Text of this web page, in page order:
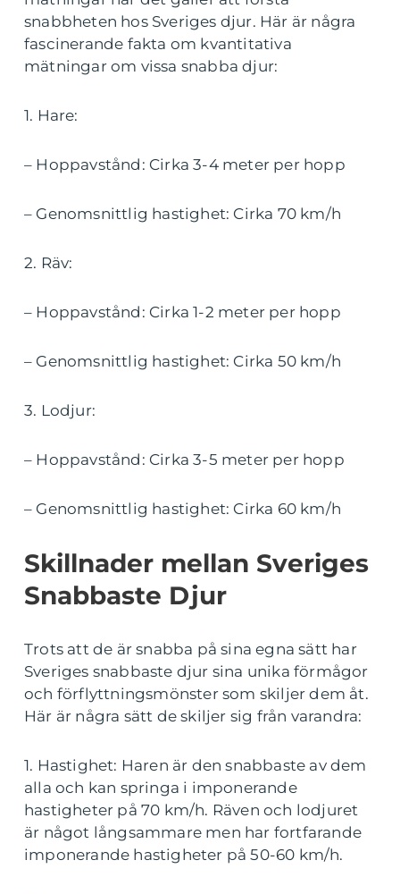
snabbheten hos Sveriges djur. Här är några
fascinerande fakta om kvantitativa
mätningar om vissa snabba djur:
1. Hare:
– Hoppavstånd: Cirka 3-4 meter per hopp
– Genomsnittlig hastighet: Cirka 70 km/h
2. Räv:
– Hoppavstånd: Cirka 1-2 meter per hopp
– Genomsnittlig hastighet: Cirka 50 km/h
3. Lodjur:
– Hoppavstånd: Cirka 3-5 meter per hopp
– Genomsnittlig hastighet: Cirka 60 km/h
Skillnader mellan Sveriges
Snabbaste Djur
Trots att de är snabba på sina egna sätt har
Sveriges snabbaste djur sina unika förmågor
och förflyttningsmönster som skiljer dem åt.
Här är några sätt de skiljer sig från varandra:
1. Hastighet: Haren är den snabbaste av dem
alla och kan springa i imponerande
hastigheter på 70 km/h. Räven och lodjuret
är något långsammare men har fortfarande
imponerande hastigheter på 50-60 km/h.